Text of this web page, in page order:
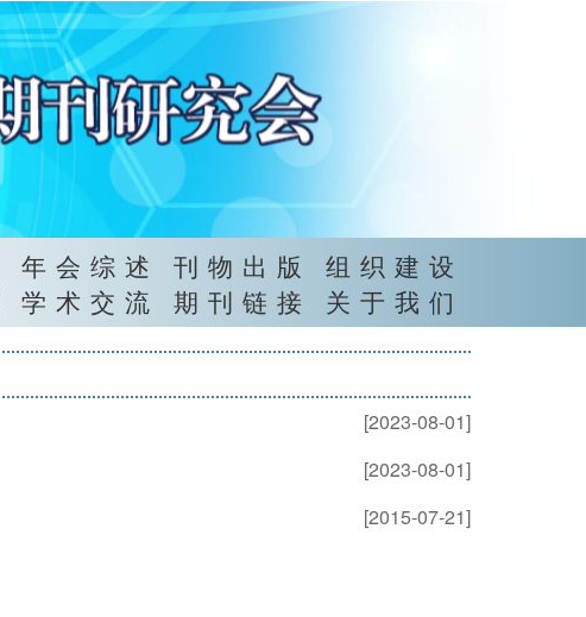
年会综述 刊物出版
组织建设
学术交流 期刊链接 关于我们
[2023-08-01]
[2023-08-01]
[2015-07-21]